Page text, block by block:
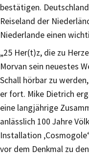
bestätigen.
Reiseland der
Niederlande einen
„25 Her(t)z, die zu
Morvan sein neuestes
Schall hörbar zu
er fort. Mike Dietrich
eine langjährige
anlässlich 100 Jahre
Installation
vor dem Denkmal zu